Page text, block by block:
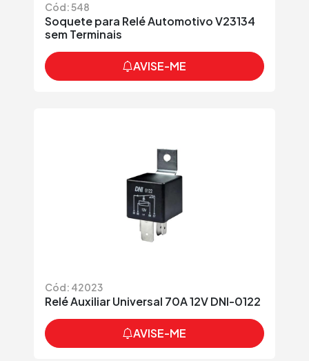
Cód: 548
Soquete para Relé Automotivo V23134
sem Terminais
AVISE-ME
Cód: 42023
Relé Auxiliar Universal 70A 12V DNI-0122
AVISE-ME